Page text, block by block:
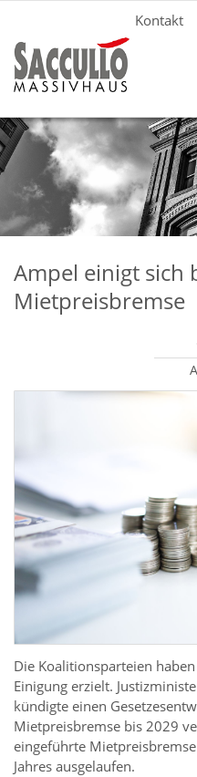
Kontakt
Ampel einigt sich
Mietpreisbremse
Die Koalitionsparteien
Einigung erzielt.
kündigte einen
Mietpreisbremse bis 2029
eingeführte
Jahres ausgelaufen.